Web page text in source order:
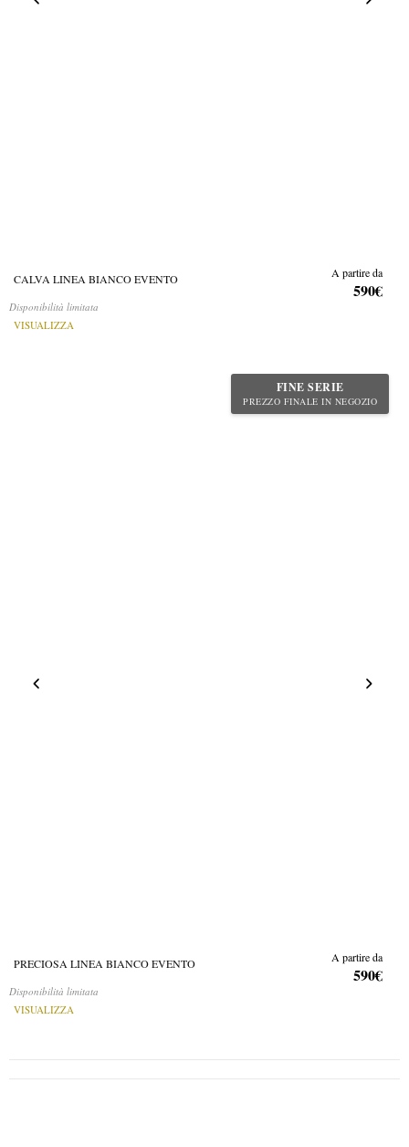
CALVA LINEA BIANCO EVENTO
Disponibilità limitata
VISUALIZZA
A partire da
590€
FINE SERIE
PREZZO FINALE IN NEGOZIO
PRECIOSA LINEA BIANCO EVENTO
Disponibilità limitata
VISUALIZZA
A partire da
590€